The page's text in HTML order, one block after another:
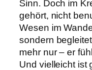
Sinn. Doch im
gehört, nicht
Wesen im
sondern
mehr nur – er
Und vielleicht ist